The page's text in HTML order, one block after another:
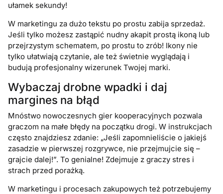
ułamek sekundy!
W marketingu za dużo tekstu po prostu zabija sprzedaż.
Jeśli tylko możesz zastąpić nudny akapit prostą ikoną lub
przejrzystym schematem, po prostu to zrób! Ikony nie
tylko ułatwiają czytanie, ale też świetnie wyglądają i
budują profesjonalny wizerunek Twojej marki.
Wybaczaj drobne wpadki i daj
margines na błąd
Mnóstwo nowoczesnych gier kooperacyjnych pozwala
graczom na małe błędy na początku drogi. W instrukcjach
często znajdziesz zdanie: „Jeśli zapomnieliście o jakiejś
zasadzie w pierwszej rozgrywce, nie przejmujcie się –
grajcie dalej!”. To genialne! Zdejmuje z graczy stres i
strach przed porażką.
W marketingu i procesach zakupowych też potrzebujemy